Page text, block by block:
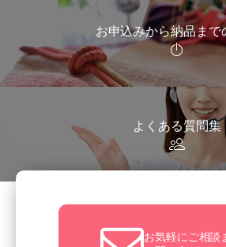
お申込みから納品まで
よくある質問集
お気軽にご相談